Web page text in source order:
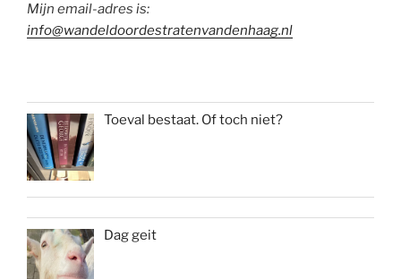
Mijn email-adres is:
info@wandeldoordestratenvandenhaag.nl
Toeval bestaat. Of toch niet?
Dag geit